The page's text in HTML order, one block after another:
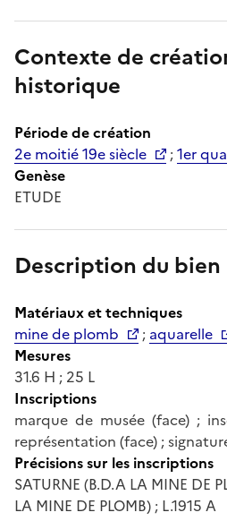
Contexte de
historique
Période de création
2e moitié 19e siècle
;1er
Genèse
ETUDE
Description du bien
Matériaux et techniques
mine de plomb
; aquarelle
Mesures
31.6 H ; 25 L
Inscriptions
marque de musée (face) ;
représentation (face) ;
Précisions sur les inscriptions
SATURNE (B.D.A LA MINE DE
LA MINE DE PLOMB) ; L.1915 A